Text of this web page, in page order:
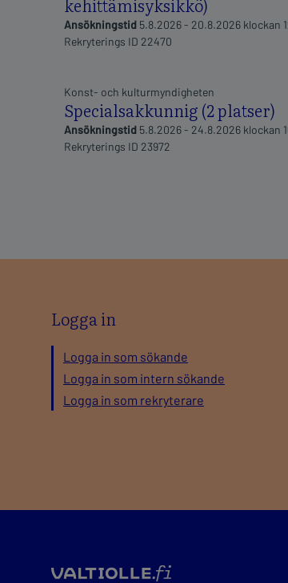
Logga in
Logga in som sökande
Logga in som intern sökande
Logga in som rekryterare